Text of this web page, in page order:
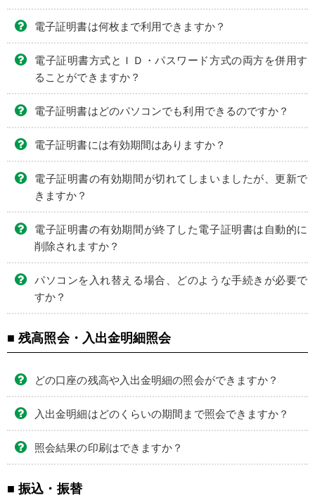
電子証明書は何枚まで利用できますか？
電子証明書方式とＩＤ・パスワード方式の両方を併用す
ることができますか？
電子証明書はどのパソコンでも利用できるのですか？
電子証明書には有効期間はありますか？
電子証明書の有効期間が切れてしまいましたが、更新で
きますか？
電子証明書の有効期間が終了した電子証明書は自動的に
削除されますか？
パソコンを入れ替える場合、どのような手続きが必要で
すか？
■ 残高照会・入出金明細照会
どの口座の残高や入出金明細の照会ができますか？
入出金明細はどのくらいの期間まで照会できますか？
照会結果の印刷はできますか？
■ 振込・振替